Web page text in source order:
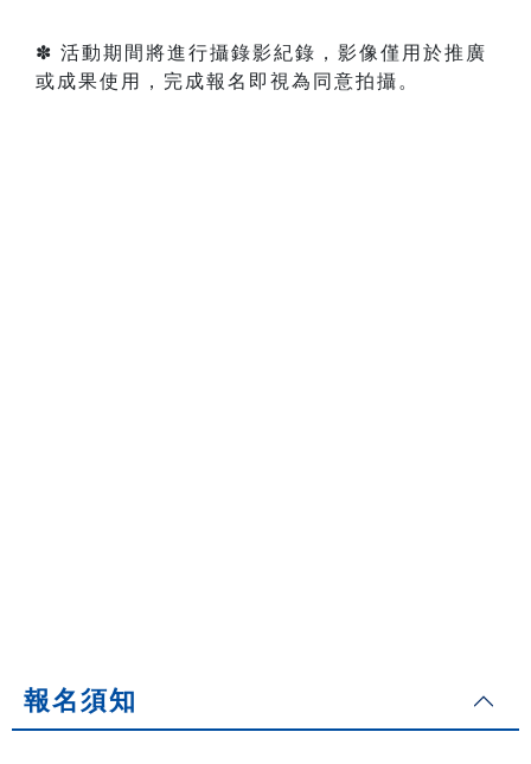
✽ 活動期間將進行攝錄影紀錄，影像僅用於推廣
或成果使用，完成報名即視為同意拍攝。
報名須知